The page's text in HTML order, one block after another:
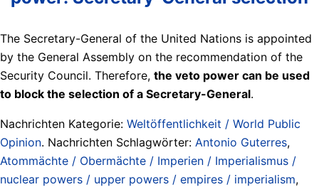
The Secretary-General of the United Nations is appointed
by the General Assembly on the recommendation of the
Security Council. Therefore, the veto power can be used
to block the selection of a Secretary-General.
Nachrichten Kategorie: Weltöffentlichkeit / World Public
Opinion. Nachrichten Schlagwörter: Antonio Guterres,
Atommächte / Obermächte / Imperien / Imperialismus /
nuclear powers / upper powers / empires / imperialism,